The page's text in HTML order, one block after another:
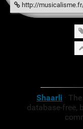
http://
Shaarli·
database-free,